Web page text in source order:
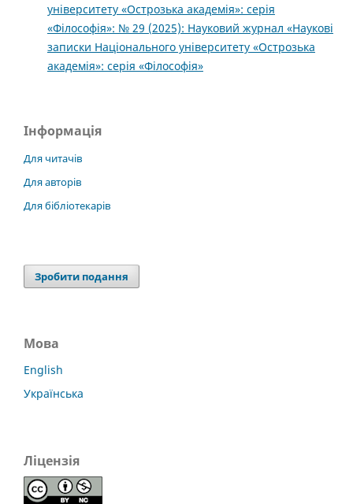
університету «Острозька академія»: серія
«Філософія»: № 29 (2025): Науковий журнал «Наукові
записки Національного університету «Острозька
академія»: серія «Філософія»
Інформація
Для читачів
Для авторів
Для бібліотекарів
Зробити подання
Мова
English
Українська
Ліцензія